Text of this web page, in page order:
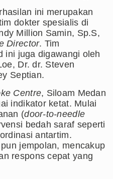
ini merupakan
dokter spesialis di
Million Samin, Sp.S,
Director. Tim
ini juga digawangi oleh
Dr. dr. Steven
Septian.
Centre, Siloam Medan
indikator ketat. Mulai
(door-to-needle
bedah saraf seperti
antartim.
jempolan, mencakup
respons cepat yang